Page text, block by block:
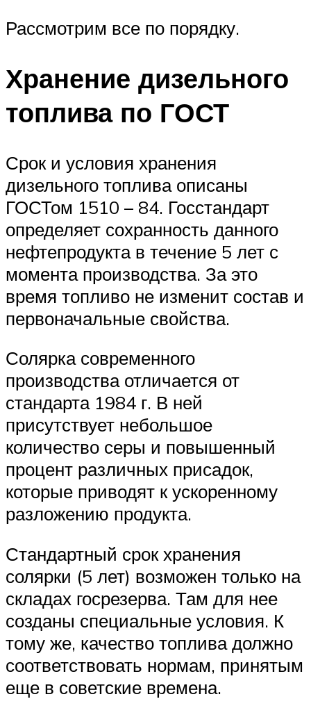
Рассмотрим все по порядку.
Хранение дизельного
топлива по ГОСТ
Срок и условия хранения
дизельного топлива описаны
ГОСТом 1510 – 84. Госстандарт
определяет сохранность данного
нефтепродукта в течение 5 лет с
момента производства. За это
время топливо не изменит состав и
первоначальные свойства.
Солярка современного
производства отличается от
стандарта 1984 г. В ней
присутствует небольшое
количество серы и повышенный
процент различных присадок,
которые приводят к ускоренному
разложению продукта.
Стандартный срок хранения
солярки (5 лет) возможен только на
складах госрезерва. Там для нее
созданы специальные условия. К
тому же, качество топлива должно
соответствовать нормам, принятым
еще в советские времена.